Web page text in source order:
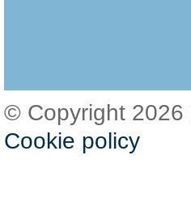
© Copyright
Cookie policy